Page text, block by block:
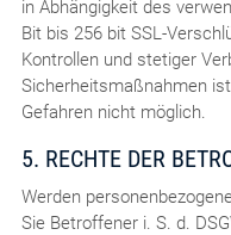
in Abhängigkeit des
Bit bis 256 bit SSL-
Kontrollen und stetiger
Sicherheitsmaßnahmen
Gefahren nicht möglich.
5. RECHTE DER
Werden
Sie Betroffener i. S. d.